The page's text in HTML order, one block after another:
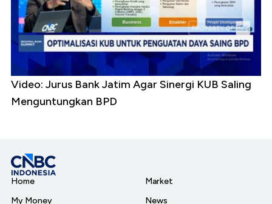
Video: Jurus Bank Jatim Agar Sinergi KUB Saling
Menguntungkan BPD
Home
My Money
Market
News